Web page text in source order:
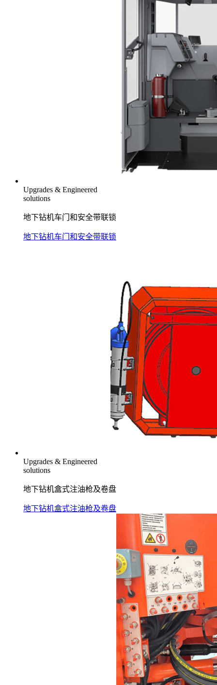
Upgrades & Engineered
solutions
地下钻机车门和安全带联锁
地下钻机车门和安全带联锁
Upgrades & Engineered
solutions
地下钻机盒式注油枪及卷盘
地下钻机盒式注油枪及卷盘